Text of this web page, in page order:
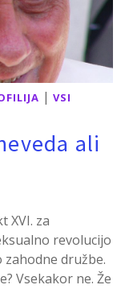
| VSI
ali
XVI. za
revolucijo
zahodne družbe.
Vsekakor ne. Že